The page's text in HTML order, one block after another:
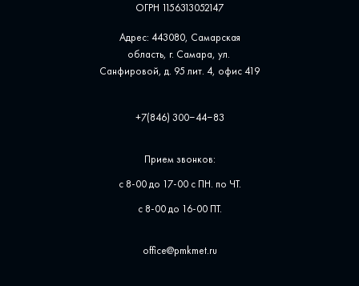
ОГРН 1156313052147
Адрес: 443080, Самарская
область, г. Самара, ул. ​
Санфировой, д. 95 лит. 4, офис ​419
+7(846) 300‒44‒83
Прием звонков:
с 8-00 до 17-00 с ПН. по ЧТ.
с 8-00 до 16-00 ПТ.
office@pmkmet.ru